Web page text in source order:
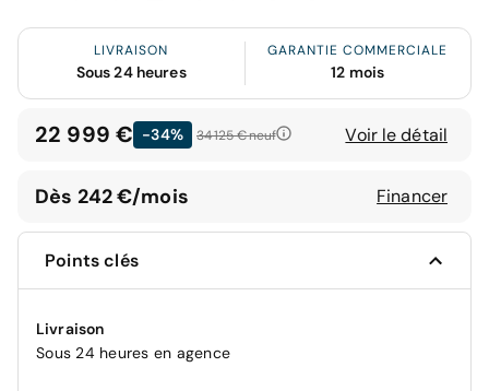
LIVRAISON
Sous 24 heures
GARANTIE COMMERCIALE
12 mois
22 999 € -34% 34 125 €neuf Voir le détail
Dès 242 €/mois Financer
Points clés
Livraison
Sous 24 heures en agence